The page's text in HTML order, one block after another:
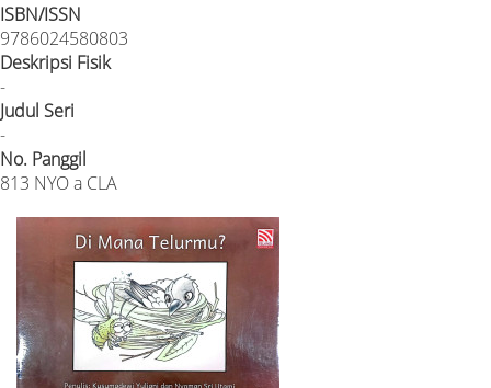
ISBN/ISSN
9786024580803
Deskripsi Fisik
-
Judul Seri
-
No. Panggil
813 NYO a CLA